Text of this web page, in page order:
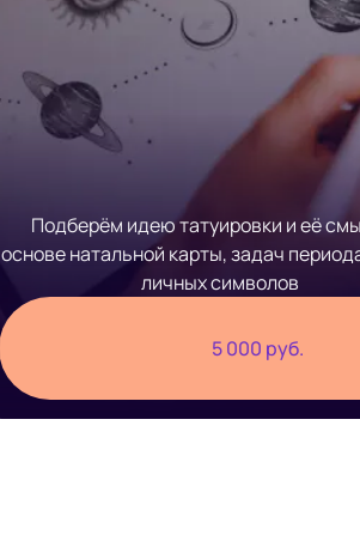
Подберём идею татуировки и её
основе натальной карты, задач
личных символов
5 000 руб.